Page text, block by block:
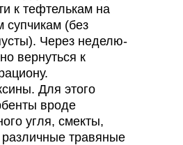
к тефтелькам на
супчикам (без
Через неделю-
вернуться к
Для этого
вроде
угля, смекты,
различные травяные